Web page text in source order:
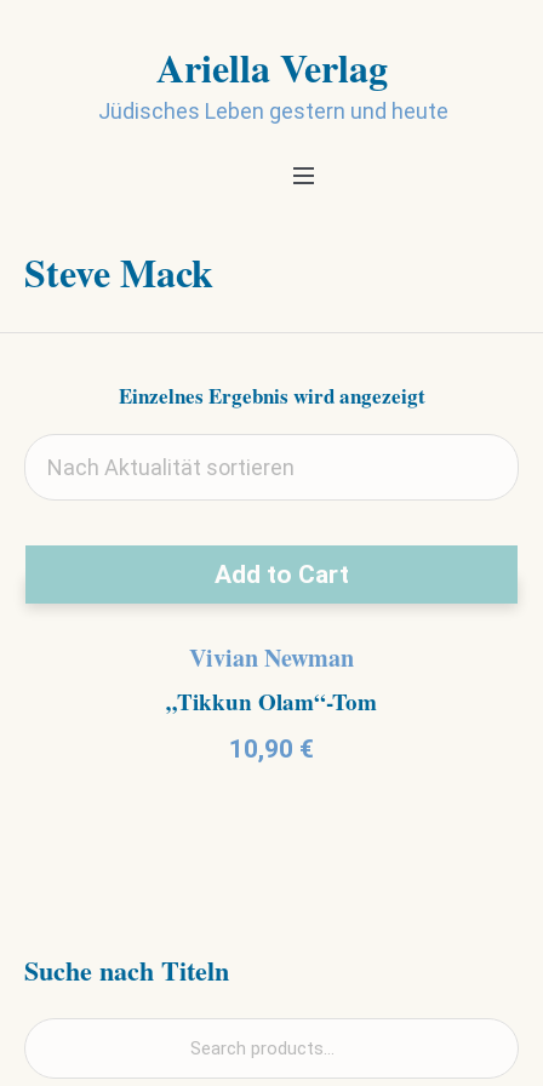
Ariella Verlag
Jüdisches Leben gestern und heute
Steve Mack
Einzelnes Ergebnis wird angezeigt
Add to Cart
Vivian Newman
„Tikkun Olam“-Tom
10,90 €
Suche nach Titeln